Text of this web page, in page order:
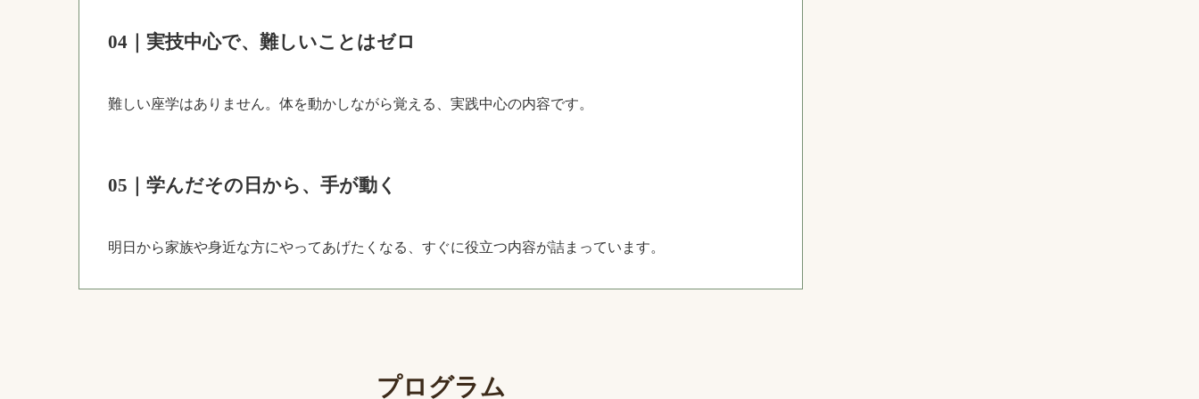
04｜実技中心で、難しいことはゼロ
難しい座学はありません。体を動かしながら覚える、実践中心の内容です。
05｜学んだその日から、手が動く
明日から家族や身近な方にやってあげたくなる、すぐに役立つ内容が詰まっています。
プログラム